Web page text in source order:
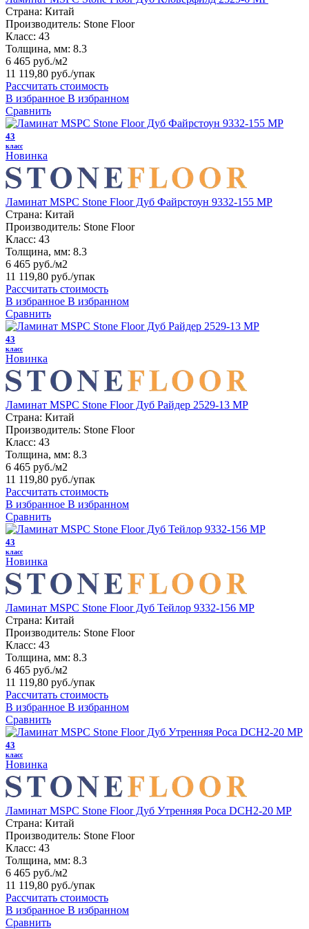
Страна: Китай
Производитель: Stone Floor
Класс: 43
Толщина, мм: 8.3
6 465 руб./м2
11 119,80 руб./упак
Рассчитать стоимость
В избранное В избранном
Сравнить
43
класс
Новинка
Ламинат MSPC Stone Floor Дуб Файрстоун 9332-155 MР
Страна: Китай
Производитель: Stone Floor
Класс: 43
Толщина, мм: 8.3
6 465 руб./м2
11 119,80 руб./упак
Рассчитать стоимость
В избранное В избранном
Сравнить
43
класс
Новинка
Ламинат MSPC Stone Floor Дуб Райдер 2529-13 MР
Страна: Китай
Производитель: Stone Floor
Класс: 43
Толщина, мм: 8.3
6 465 руб./м2
11 119,80 руб./упак
Рассчитать стоимость
В избранное В избранном
Сравнить
43
класс
Новинка
Ламинат MSPC Stone Floor Дуб Тейлор 9332-156 MР
Страна: Китай
Производитель: Stone Floor
Класс: 43
Толщина, мм: 8.3
6 465 руб./м2
11 119,80 руб./упак
Рассчитать стоимость
В избранное В избранном
Сравнить
43
класс
Новинка
Ламинат MSPC Stone Floor Дуб Утренняя Роса DCH2-20 MР
Страна: Китай
Производитель: Stone Floor
Класс: 43
Толщина, мм: 8.3
6 465 руб./м2
11 119,80 руб./упак
Рассчитать стоимость
В избранное В избранном
Сравнить